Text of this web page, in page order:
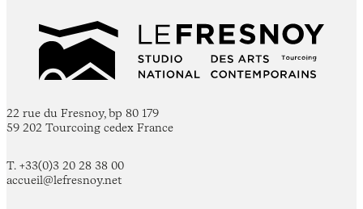
22 rue du Fresnoy, bp 80 179
59 202 Tourcoing cedex France
T. +33(0)3 20 28 38 00
accueil@lefresnoy.net